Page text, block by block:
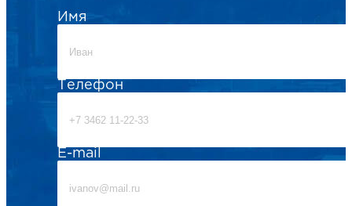
Имя
Телефон
E-mail